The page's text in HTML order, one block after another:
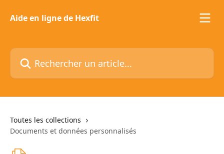
Aide en ligne de Hexfit
Rechercher un article...
Toutes les collections
Documents et données personnalisés